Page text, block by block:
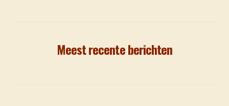
Meest recente berichten